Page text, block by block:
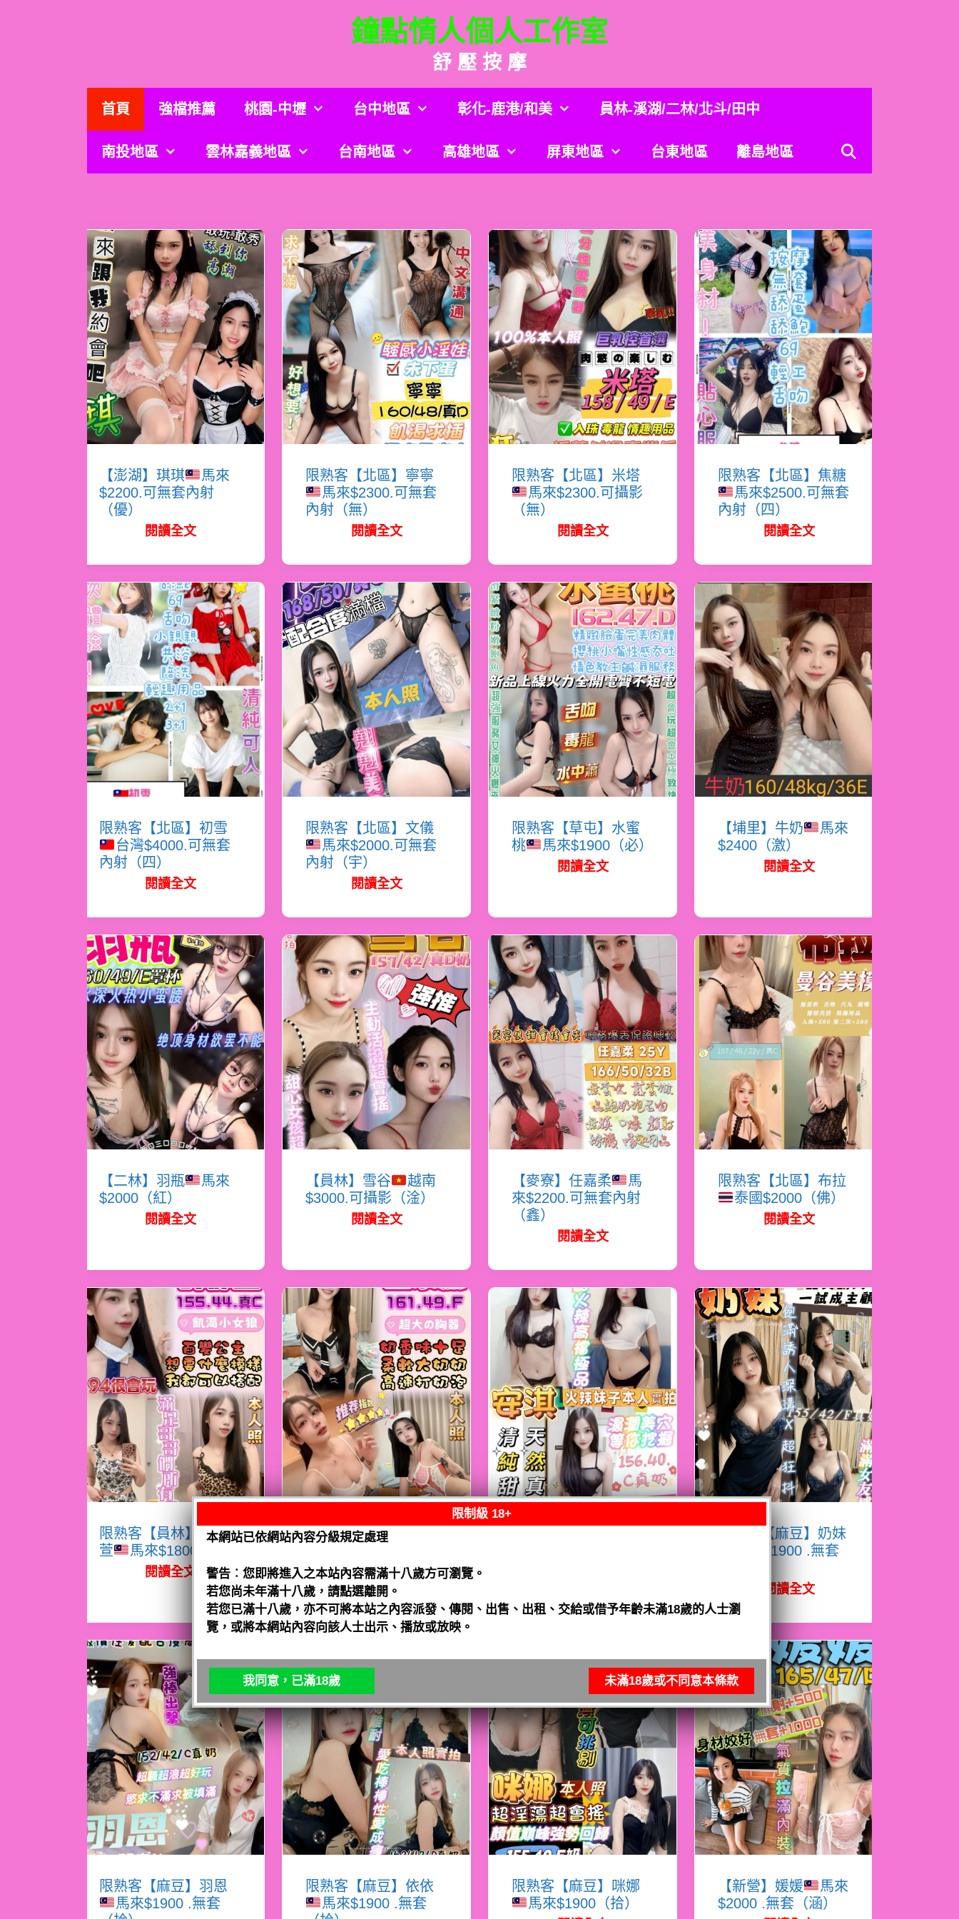
鐘點情人個人工作室
舒 壓 按 摩
首頁 強檔推薦 桃園-中壢 台中地區 彰化-鹿港/和美 員林-溪湖/二林/北斗/田中
南投地區 雲林嘉義地區 台南地區 高雄地區 屏東地區 台東地區 離島地區
【澎湖】琪琪
馬來
$2200.可無套內射
（優）
閱讀全文
限熟客【北區】寧寧
馬來$2300.可無套
內射（無）
閱讀全文
限熟客【北區】米塔
馬來$2300.可攝影
（無）
閱讀全文
限熟客【北區】焦糖
馬來$2500.可無套
內射（四）
閱讀全文
限熟客【北區】初雪
台灣$4000.可無套
內射（四）
閱讀全文
限熟客【北區】文儀
馬來$2000.可無套
內射（宇）
閱讀全文
限熟客【草屯】水蜜
桃
馬來$1900（必）
閱讀全文
【埔里】牛奶
馬來
$2400（激）
閱讀全文
【二林】羽瓶
馬來
$2000（紅）
閱讀全文
【員林】雪谷
越南
$3000.可攝影（淦）
閱讀全文
【麥寮】任嘉柔
馬
來$2200.可無套內射
（鑫）
閱讀全文
限熟客【北區】布拉
泰國$2000（佛）
閱讀全文
限熟客【員林】許郁
萱
馬來$1800（跑）
閱讀全文
限熟客【鹿港】金泰
閱讀全文
限熟客【麻豆】奶妹
馬來$1900 .無套
閱讀全文
限熟客【麻豆】羽恩
馬來$1900 .無套
限熟客【麻豆】依依
馬來$1900 .無套
限熟客【麻豆】咪娜
馬來$1900（拾）
【新營】媛媛
馬來
$2000 .無套（涵）
限制級 18+
本網站已依網站內容分級規定處理
警告︰您即將進入之本站內容需滿十八歲方可瀏覽。
若您尚未年滿十八歲，請點選離開。
若您已滿十八歲，亦不可將本站之內容派發、傳閱、出售、出租、交給或借予年齡未滿18歲的人士瀏
覽，或將本網站內容向該人士出示、播放或放映。
我同意，已滿18歲 未滿18歲或不同意本條款